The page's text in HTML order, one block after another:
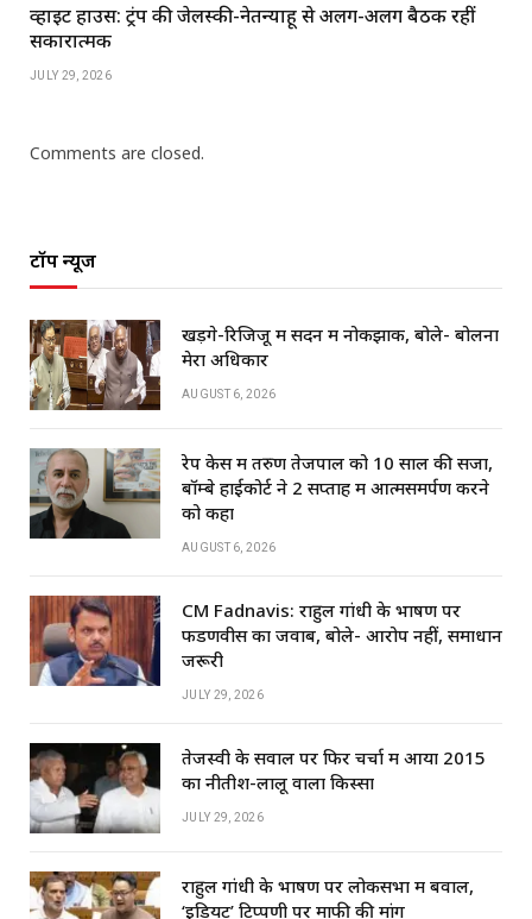
व्हाइट हाउस: ट्रंप की जेलेंस्की-नेतन्याहू से अलग-अलग बैठकें रहीं
सकारात्मक
JULY 29, 2026
Comments are closed.
टॉप न्यूज
खड़गे-रिजिजू में सदन में नोकझोंक, बोले- बोलना
मेरा अधिकार
AUGUST 6, 2026
रेप केस में तरुण तेजपाल को 10 साल की सजा,
बॉम्बे हाईकोर्ट ने 2 सप्ताह में आत्मसमर्पण करने
को कहा
AUGUST 6, 2026
CM Fadnavis: राहुल गांधी के भाषण पर
फडणवीस का जवाब, बोले- आरोप नहीं, समाधान
जरूरी
JULY 29, 2026
तेजस्वी के सवाल पर फिर चर्चा में आया 2015
का नीतीश-लालू वाला किस्सा
JULY 29, 2026
राहुल गांधी के भाषण पर लोकसभा में बवाल,
‘इडियट’ टिप्पणी पर माफी की मांग